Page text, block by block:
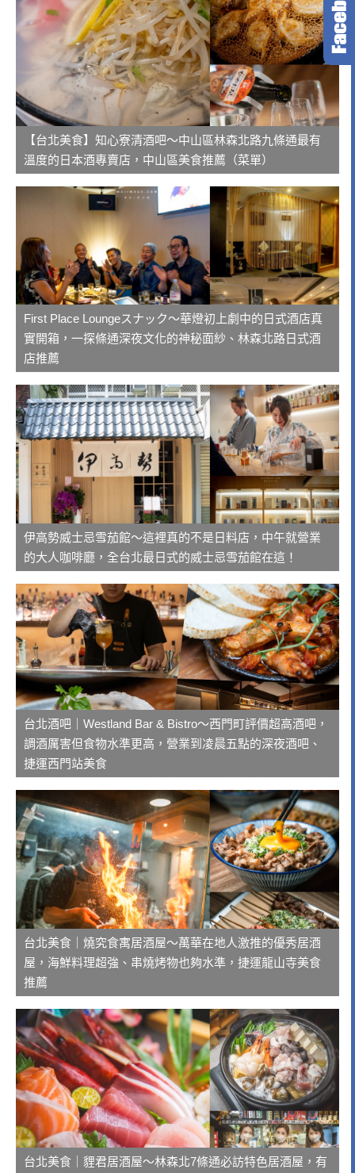
【台北美食】知心寮清酒吧～中山區林森北路九條通最有
溫度的日本酒專賣店，中山區美食推薦（菜單）
First Place Loungeスナック～華燈初上劇中的日式酒店真
實開箱，一探條通深夜文化的神秘面紗、林森北路日式酒
店推薦
伊高勢威士忌雪茄館～這裡真的不是日料店，中午就營業
的大人咖啡廳，全台北最日式的威士忌雪茄館在這！
台北酒吧｜Westland Bar & Bistro～西門町評價超高酒吧，
調酒厲害但食物水準更高，營業到凌晨五點的深夜酒吧、
捷運西門站美食
台北美食｜燒究食寓居酒屋～萬華在地人激推的優秀居酒
屋，海鮮料理超強、串燒烤物也夠水準，捷運龍山寺美食
推薦
台北美食｜貍君居酒屋～林森北7條通必訪特色居酒屋，有